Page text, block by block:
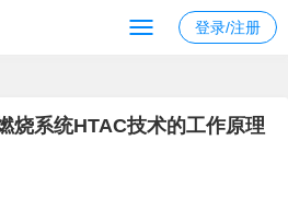
登录/注册
烧系统HTAC技术的工作原理